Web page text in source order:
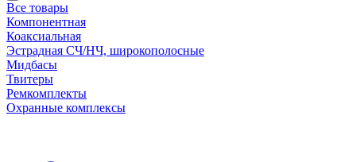
Все товары
Компонентная
Коаксиальная
Эстрадная СЧ/НЧ, широкополосные
Мидбасы
Твитеры
Ремкомплекты
Охранные комплексы